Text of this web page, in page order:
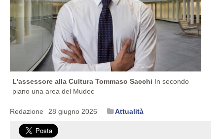
L'assessore alla Cultura Tommaso Sacchi In secondo
piano una area del Mudec
Redazione 28 giugno 2026 Attualità